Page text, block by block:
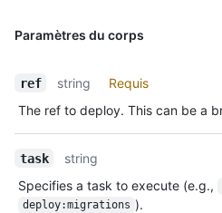
Paramètres du corps
ref string
Requis
The ref to deploy. This can be a
task
string
Specifies a task to execute (e.g.,
deploy:migrations ).